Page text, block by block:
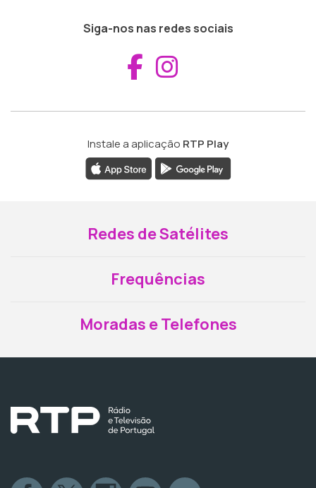
Siga-nos nas redes sociais
Aceder ao
Instale a aplicação RTP Play
Redes de Satélites
Frequências
Moradas e Telefones